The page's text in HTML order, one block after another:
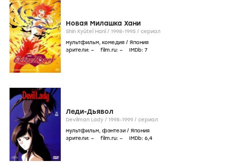
Новая Милашка Хани
Shin Kyûteî Hanî / 1998-1995 / сериал
мультфильм, комедия / Япония
зрители: – film.ru: – IMDb: 7
Леди-Дьявол
Devilman Lady / 1998-1999 / сериал
мультфильм, фэнтези / Япония
зрители: – film.ru: – IMDb: 6,4